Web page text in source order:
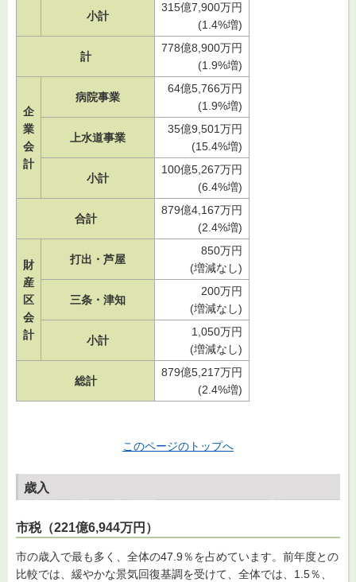
小計
315億7,900万円
(1.4%増)
計
778億8,900万円
(1.9%増)
企
業
会
計
病院事業
64億5,766万円
(1.9%増)
上水道事業
35億9,501万円
(15.4%増)
小計
100億5,267万円
(6.4%増)
合計
879億4,167万円
(2.4%増)
財
産
区
会
計
打出・芦屋
850万円
(増減なし)
三条・津知
200万円
(増減なし)
小計
1,050万円
(増減なし)
総計
879億5,217万円
(2.4%増)
このページのトップへ
歳入
市税（221億6,944万円）
市の歳入で最も多く、全体の47.9％を占めています。前年度との
比較では、緩やかな景気回復基調を受けて、全体では、1.5％、